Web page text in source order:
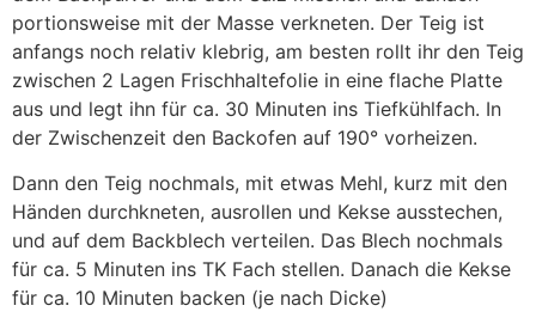
portionsweise mit der Masse verkneten. Der Teig ist
anfangs noch relativ klebrig, am besten rollt ihr den Teig
zwischen 2 Lagen Frischhaltefolie in eine flache Platte
aus und legt ihn für ca. 30 Minuten ins Tiefkühlfach. In
der Zwischenzeit den Backofen auf 190° vorheizen.
Dann den Teig nochmals, mit etwas Mehl, kurz mit den
Händen durchkneten, ausrollen und Kekse ausstechen,
und auf dem Backblech verteilen. Das Blech nochmals
für ca. 5 Minuten ins TK Fach stellen. Danach die Kekse
für ca. 10 Minuten backen (je nach Dicke)